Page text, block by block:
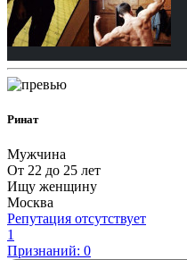
Ринат
Мужчина
От 22 до 25 лет
Ищу женщину
Москва
Репутация отсутствует
1
Признаний: 0